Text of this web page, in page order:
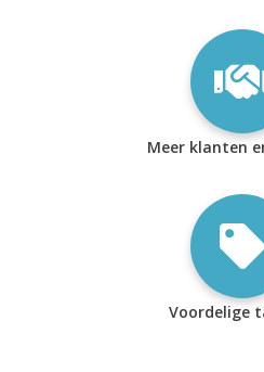
Meer klanten
Voordelige